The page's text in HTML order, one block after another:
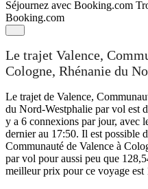
Séjournez avec Booking.com
Booking.com
Le trajet Valence,
Cologne, Rhénanie du
Le trajet de Valence,
du Nord-Westphalie par vol est
y a 6 connexions par jour, avec
dernier au 17:50. Il est possible
Communauté de Valence à
par vol pour aussi peu que
meilleur prix pour ce voyage est